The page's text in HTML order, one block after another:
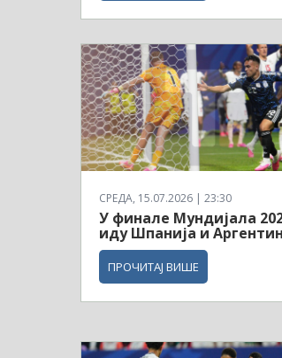
СРЕДА, 15.07.2026 | 23:30
У финале Мундијала
иду Шпанија и
ПРОЧИТАЈ ВИШЕ